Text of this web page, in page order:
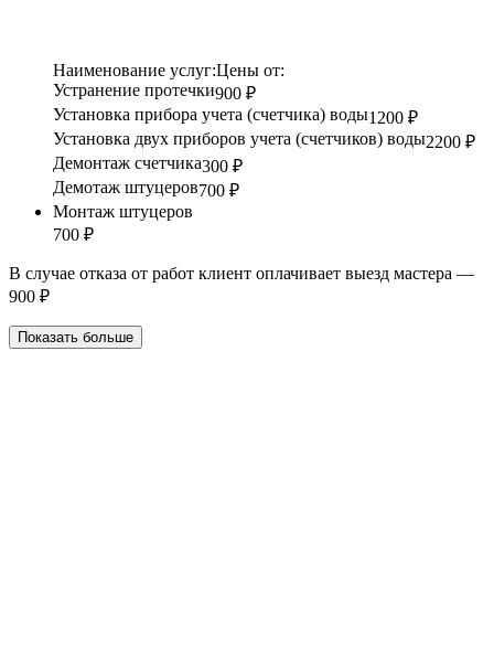
Наименование услуг:Цены от:
Устранение протечки900 ₽
Установка прибора учета (счетчика) воды1200 ₽
Установка двух приборов учета (счетчиков) воды2200 ₽
Демонтаж счетчика300 ₽
Демотаж штуцеров700 ₽
Монтаж штуцеров
700 ₽
В случае отказа от работ клиент оплачивает выезд мастера —
900 ₽
Показать больше